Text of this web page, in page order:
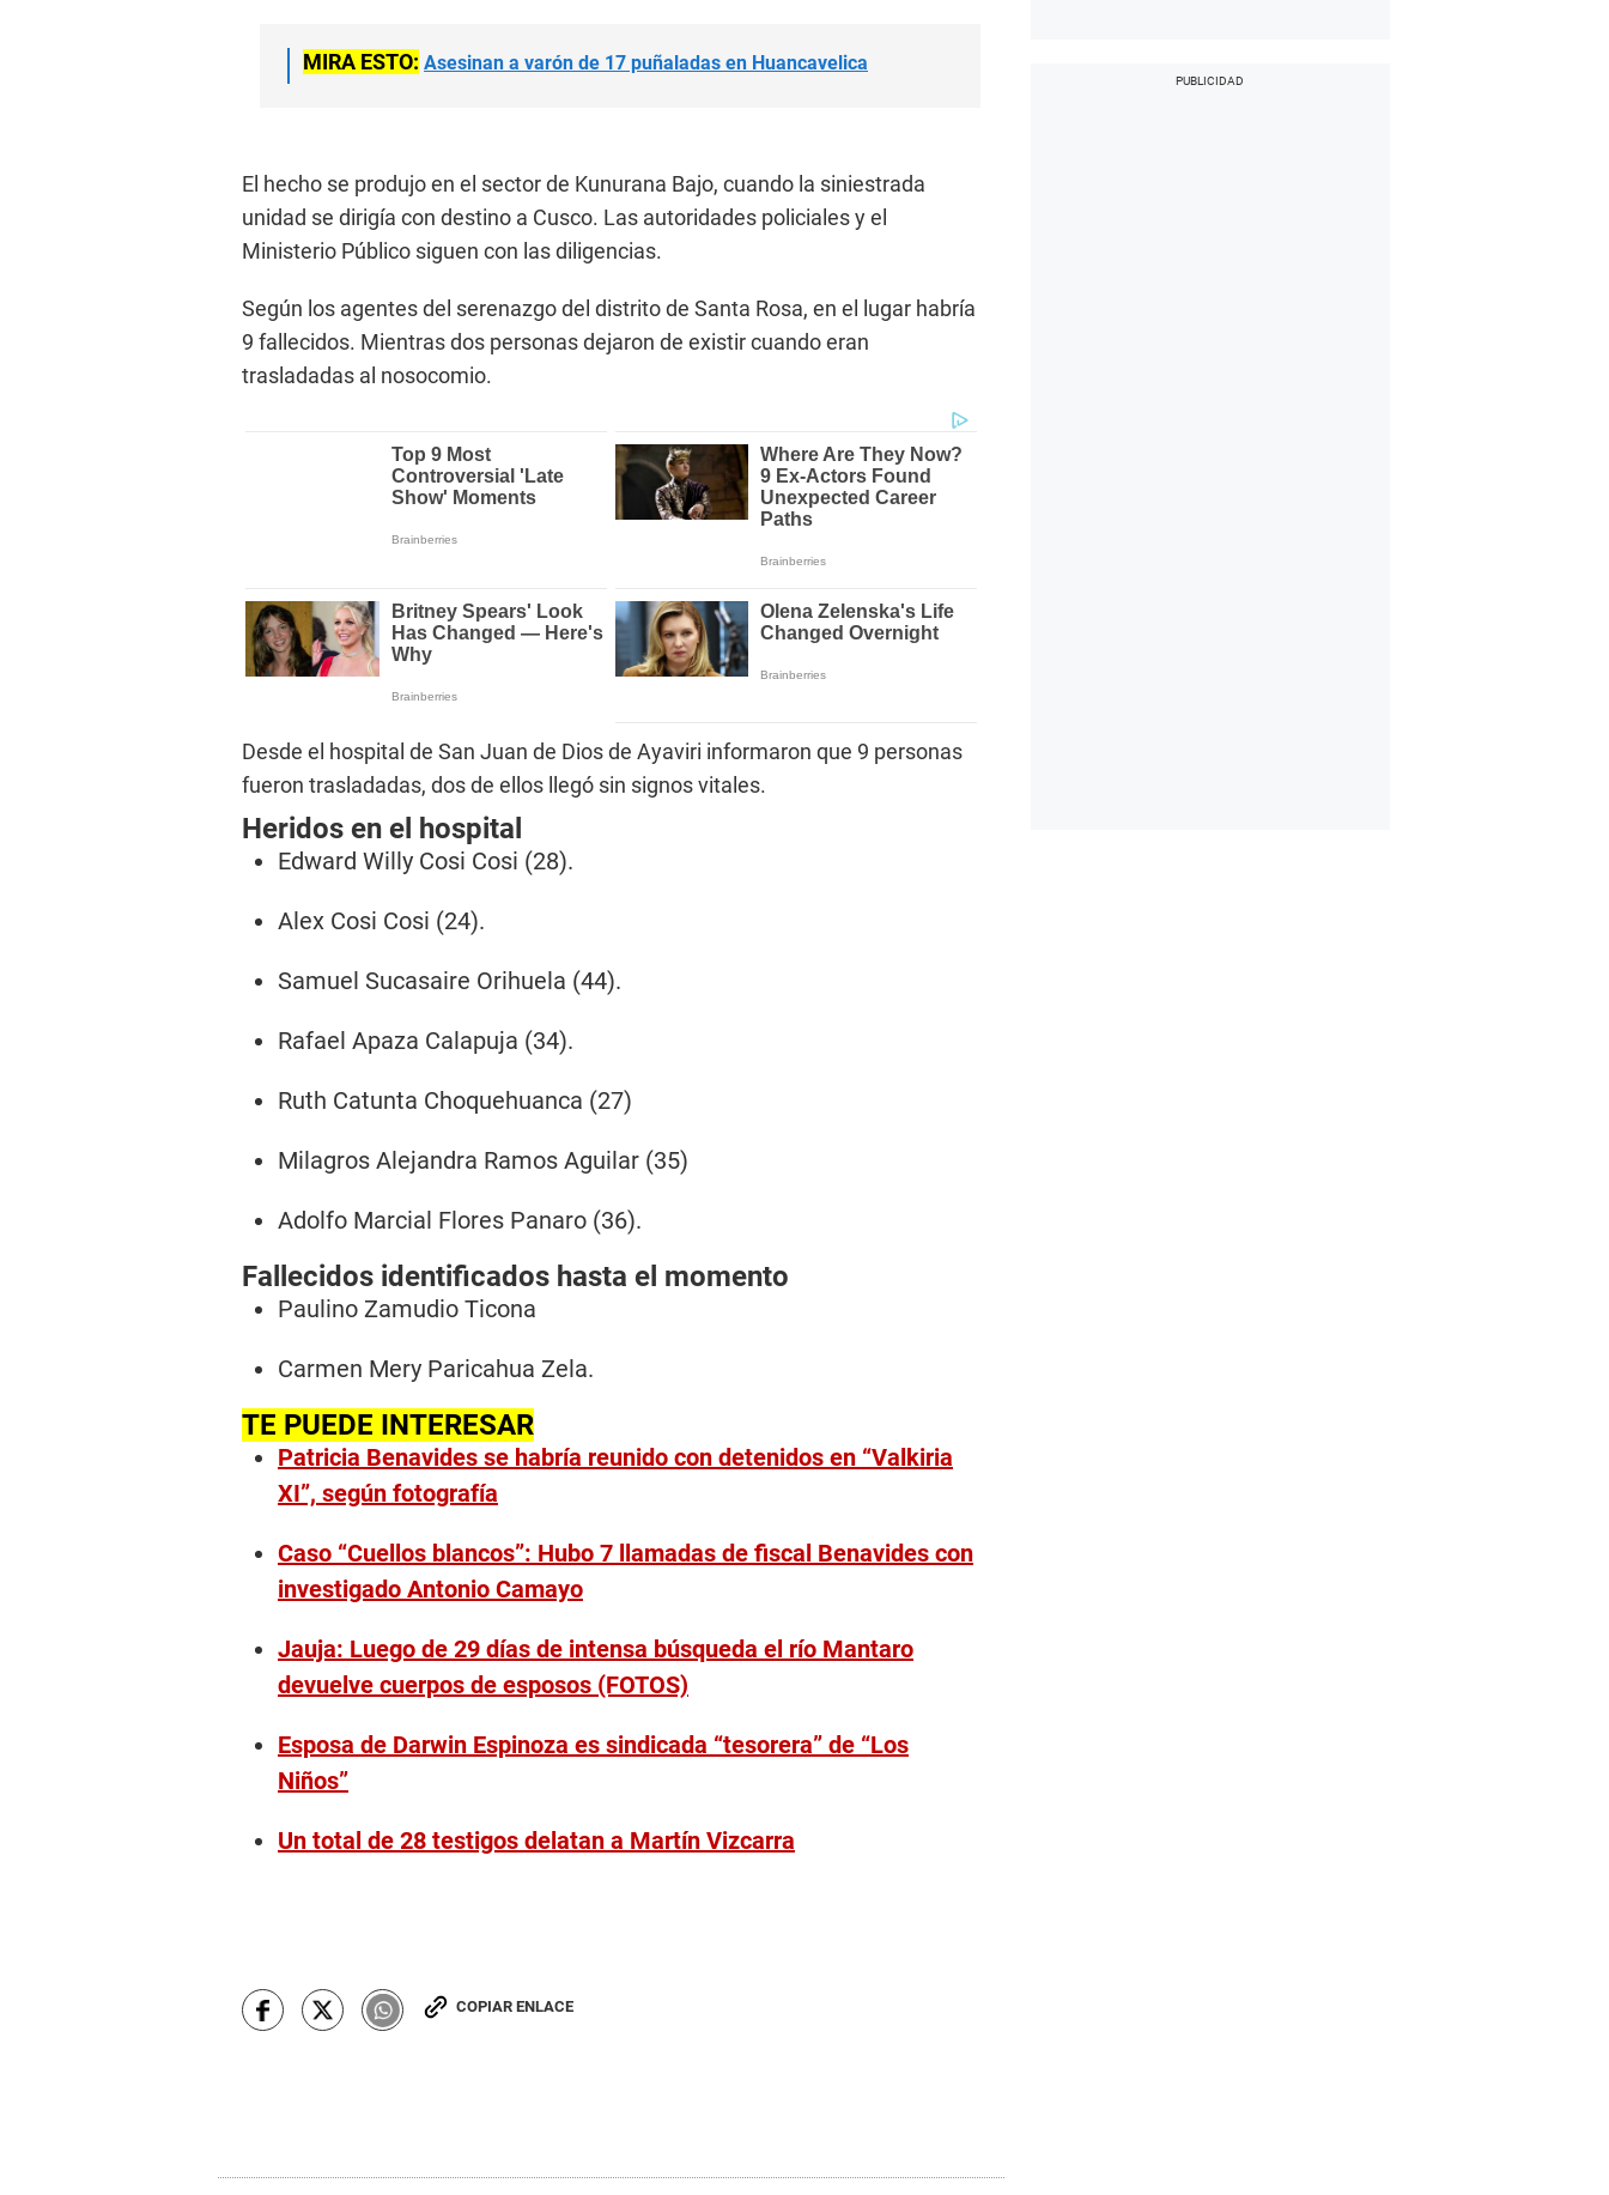
MIRA ESTO: Asesinan a varón de 17 puñaladas en Huancavelica
El hecho se produjo en el sector de Kunurana Bajo, cuando la siniestrada
unidad se dirigía con destino a Cusco. Las autoridades policiales y el
Ministerio Público siguen con las diligencias.
Según los agentes del serenazgo del distrito de Santa Rosa, en el lugar habría
9 fallecidos. Mientras dos personas dejaron de existir cuando eran
trasladadas al nosocomio.
Desde el hospital de San Juan de Dios de Ayaviri informaron que 9 personas
fueron trasladadas, dos de ellos llegó sin signos vitales.
Heridos en el hospital
Edward Willy Cosi Cosi (28).
Alex Cosi Cosi (24).
Samuel Sucasaire Orihuela (44).
Rafael Apaza Calapuja (34).
Ruth Catunta Choquehuanca (27)
Milagros Alejandra Ramos Aguilar (35)
Adolfo Marcial Flores Panaro (36).
Fallecidos identificados hasta el momento
Paulino Zamudio Ticona
Carmen Mery Paricahua Zela.
TE PUEDE INTERESAR
Patricia Benavides se habría reunido con detenidos en “Valkiria
XI”, según fotografía
Caso “Cuellos blancos”: Hubo 7 llamadas de fiscal Benavides con
investigado Antonio Camayo
Jauja: Luego de 29 días de intensa búsqueda el río Mantaro
devuelve cuerpos de esposos (FOTOS)
Esposa de Darwin Espinoza es sindicada “tesorera” de “Los
Niños”
Un total de 28 testigos delatan a Martín Vizcarra
COPIAR ENLACE